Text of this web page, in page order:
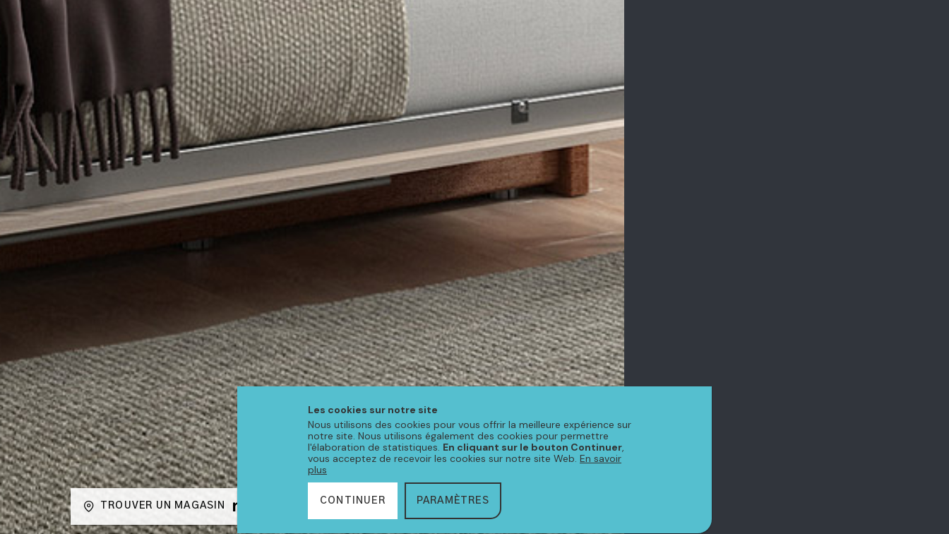
Les cookies sur notre site
Nous utilisons des cookies pour vous offrir la meilleure expérience sur
notre site. Nous utilisons également des cookies pour permettre
l'élaboration de statistiques. En cliquant sur le bouton Continuer,
vous acceptez de recevoir les cookies sur notre site Web. En savoir
plus
CONTINUER PARAMÈTRES
TROUVER UN MAGASIN